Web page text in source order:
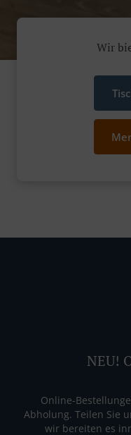
Wir
NEU!
Online-
Abholung. Teilen Sie
wir bereiten es